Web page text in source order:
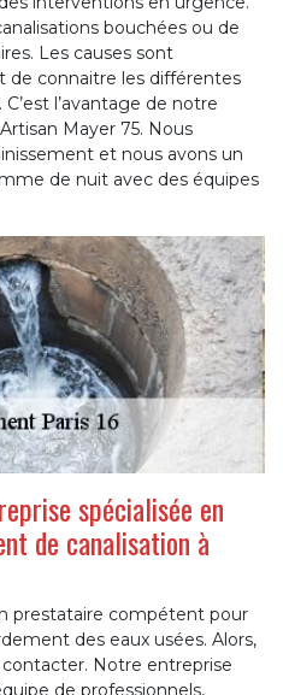
bouchées ou de
Les causes sont
de connaitre les différentes
l’avantage de notre
Mayer 75. Nous
et nous avons un
de nuit avec des équipes
spécialisée en
de canalisation à
prestataire compétent pour
des eaux usées. Alors,
Notre entreprise
de professionnels,